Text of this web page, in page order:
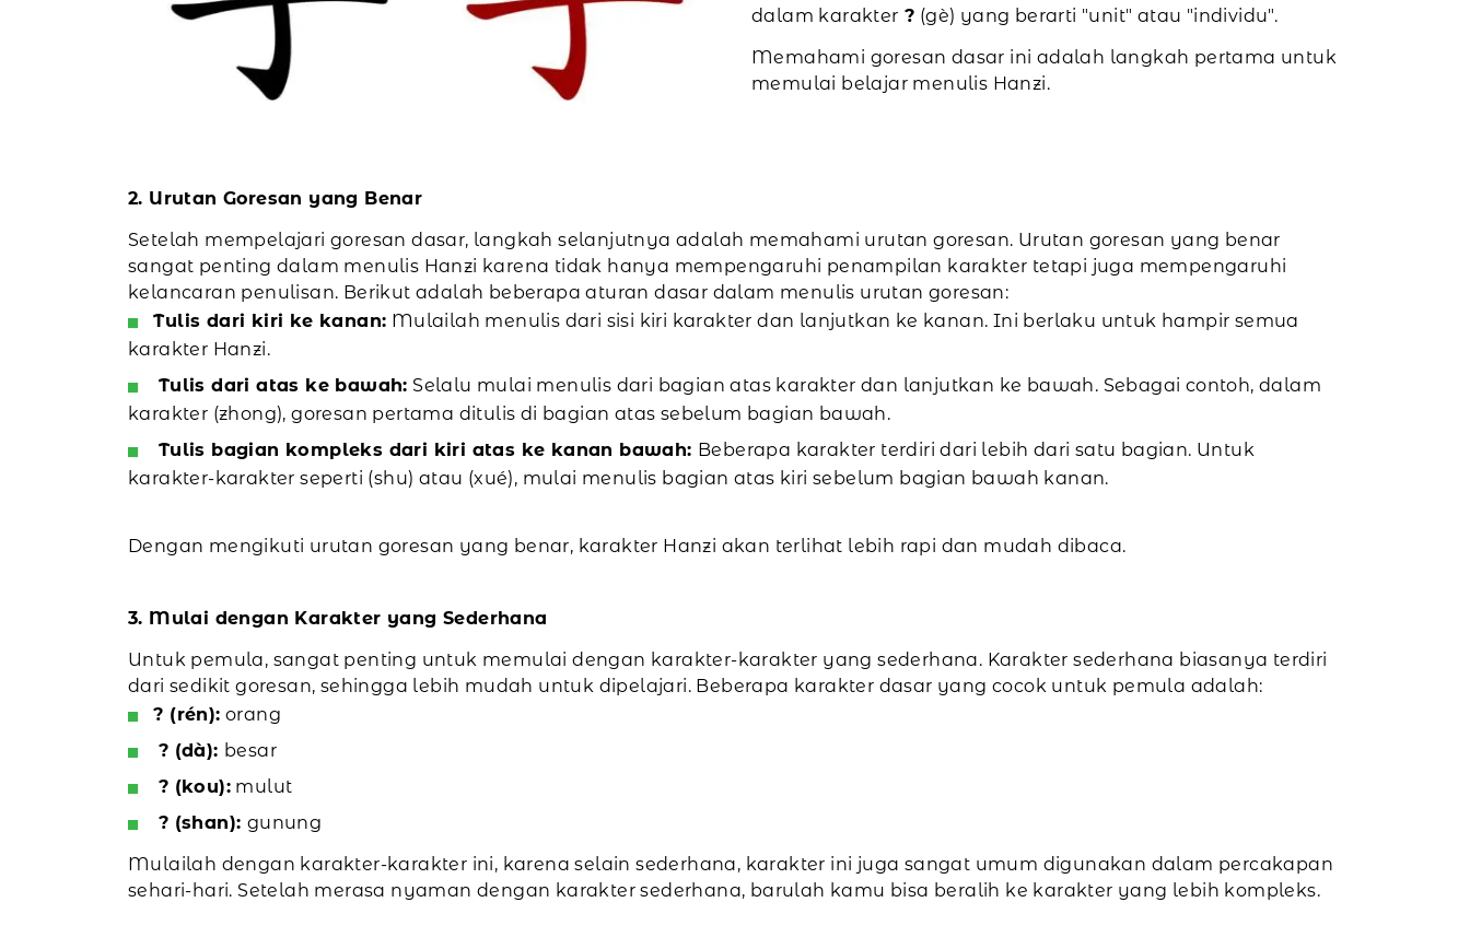
dalam karakter ? (gè) yang berarti "unit" atau "individu".
Memahami goresan dasar ini adalah langkah pertama untuk
memulai belajar menulis Hanzi.
2. Urutan Goresan yang Benar
Setelah mempelajari goresan dasar, langkah selanjutnya adalah memahami urutan goresan. Urutan goresan yang benar
sangat penting dalam menulis Hanzi karena tidak hanya mempengaruhi penampilan karakter tetapi juga mempengaruhi
kelancaran penulisan. Berikut adalah beberapa aturan dasar dalam menulis urutan goresan:
Tulis dari kiri ke kanan: Mulailah menulis dari sisi kiri karakter dan lanjutkan ke kanan. Ini berlaku untuk hampir semua
karakter Hanzi.
Tulis dari atas ke bawah: Selalu mulai menulis dari bagian atas karakter dan lanjutkan ke bawah. Sebagai contoh, dalam
karakter (zhong), goresan pertama ditulis di bagian atas sebelum bagian bawah.
Tulis bagian kompleks dari kiri atas ke kanan bawah: Beberapa karakter terdiri dari lebih dari satu bagian. Untuk
karakter-karakter seperti (shu) atau (xué), mulai menulis bagian atas kiri sebelum bagian bawah kanan.
Dengan mengikuti urutan goresan yang benar, karakter Hanzi akan terlihat lebih rapi dan mudah dibaca.
3. Mulai dengan Karakter yang Sederhana
Untuk pemula, sangat penting untuk memulai dengan karakter-karakter yang sederhana. Karakter sederhana biasanya terdiri
dari sedikit goresan, sehingga lebih mudah untuk dipelajari. Beberapa karakter dasar yang cocok untuk pemula adalah:
? (rén): orang
? (dà): besar
? (kou): mulut
? (shan): gunung
Mulailah dengan karakter-karakter ini, karena selain sederhana, karakter ini juga sangat umum digunakan dalam percakapan
sehari-hari. Setelah merasa nyaman dengan karakter sederhana, barulah kamu bisa beralih ke karakter yang lebih kompleks.